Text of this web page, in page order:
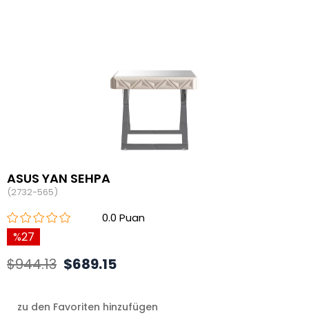
ASUS YAN SEHPA
(2732-565)
0.0
27
$944.13 $689.15
zu den Favoriten hinzufügen